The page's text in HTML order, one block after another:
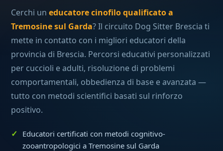
Cerchi uneducatore cinofilo qualificato a
Tremosine sul Garda? Il circuito Dog Sitter Brescia ti
mette in contatto con i migliori educatori della
provincia di Brescia. Percorsi educativi personalizzati
per cuccioli e adulti, risoluzione di problemi
comportamentali, obbedienza di base e avanzata —
tutto con metodi scientifici basati sul rinforzo
positivo.
Educatori certificati con metodi cognitivo-
zooantropologici a Tremosine sul Garda